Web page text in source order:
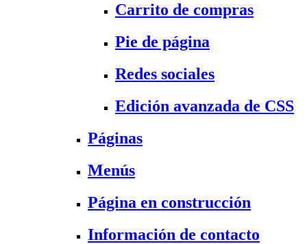
Carrito de compras
Pie de página
Redes sociales
Edición avanzada de CSS
Páginas
Menús
Página en construcción
Información de contacto